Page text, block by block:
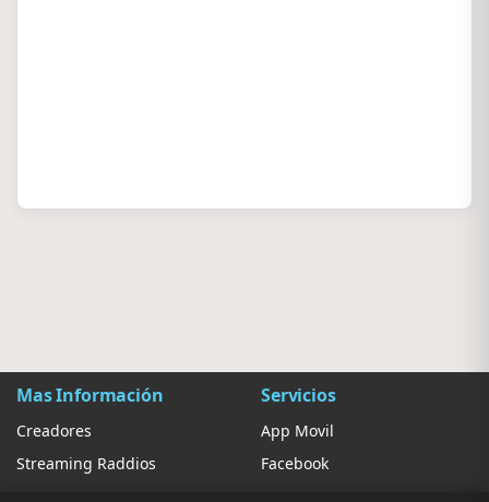
Mas Información
Creadores
Streaming Raddios
Servicios
App Movil
Facebook